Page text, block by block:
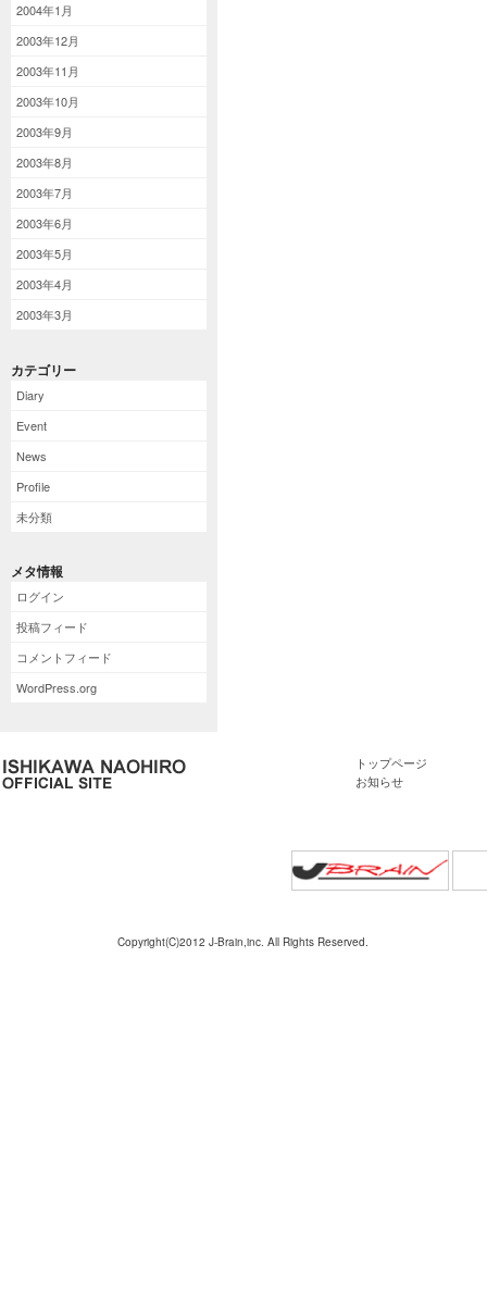
2004年1月
2003年12月
2003年11月
2003年10月
2003年9月
2003年8月
2003年7月
2003年6月
2003年5月
2003年4月
2003年3月
カテゴリー
Diary
Event
News
Profile
未分類
メタ情報
ログイン
投稿フィード
コメントフィード
WordPress.org
トップページ
お知らせ
Copyright(C)2012 J-Brain,inc. All Rights Reserved.